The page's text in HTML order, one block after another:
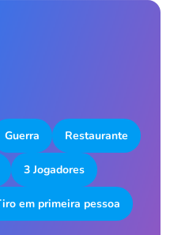
Guerra Restaurante
3 Jogadores
em primeira pessoa